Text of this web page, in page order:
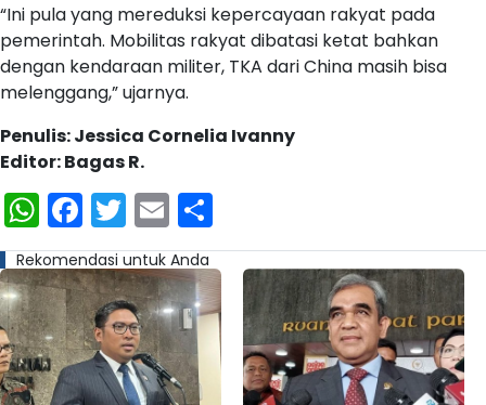
“Ini pula yang mereduksi kepercayaan rakyat pada
pemerintah. Mobilitas rakyat dibatasi ketat bahkan
dengan kendaraan militer, TKA dari China masih bisa
melenggang,” ujarnya.
Penulis: Jessica Cornelia Ivanny
Editor: Bagas R.
WhatsApp
Facebook
Twitter
Email
Rekomendasi untuk Anda